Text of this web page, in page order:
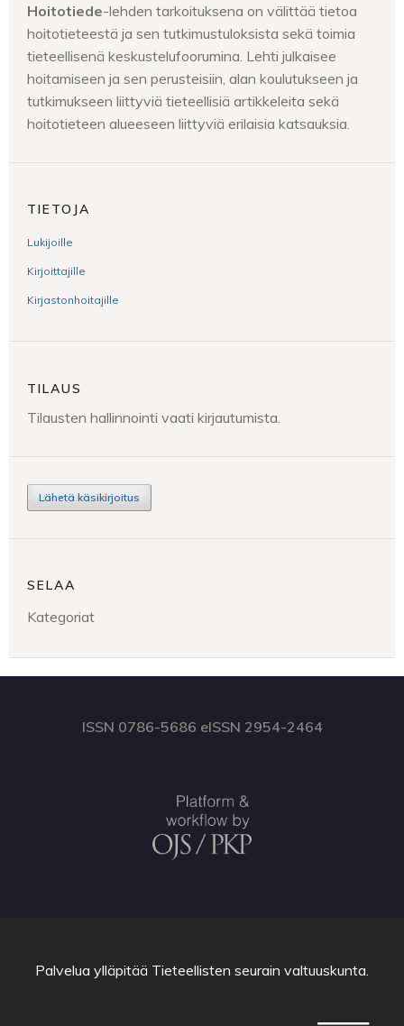
Hoitotiede-lehden tarkoituksena on välittää tietoa
hoitotieteestä ja sen tutkimustuloksista sekä toimia
tieteellisenä keskustelufoorumina. Lehti julkaisee
hoitamiseen ja sen perusteisiin, alan koulutukseen ja
tutkimukseen liittyviä tieteellisiä artikkeleita sekä
hoitotieteen alueeseen liittyviä erilaisia katsauksia.
TIETOJA
Lukijoille
Kirjoittajille
Kirjastonhoitajille
TILAUS
Tilausten hallinnointi vaati kirjautumista.
Lähetä käsikirjoitus
SELAA
Kategoriat
ISSN 0786-5686 eISSN 2954-2464
Palvelua ylläpitää Tieteellisten seurain valtuuskunta